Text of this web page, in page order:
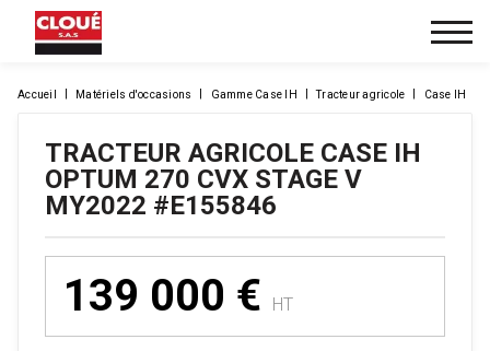
Accueil Matériels d'occasions Gamme Case IH Tracteur agricole Case IH
TRACTEUR AGRICOLE CASE IH
OPTUM 270 CVX STAGE V
MY2022 #E155846
139 000 € HT